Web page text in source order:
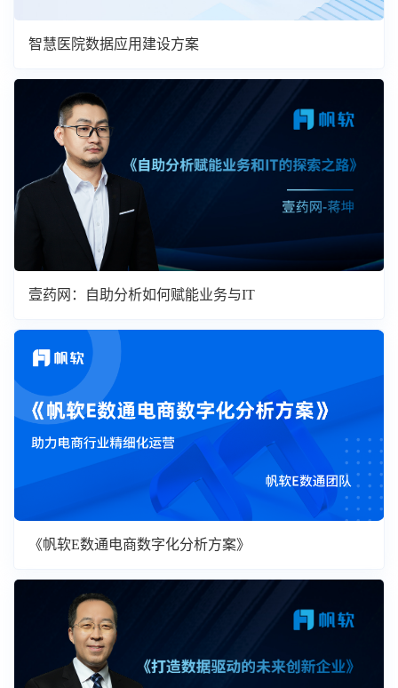
智慧医院数据应用建设方案
壹药网：自助分析如何赋能业务与IT
《帆软E数通电商数字化分析方案》